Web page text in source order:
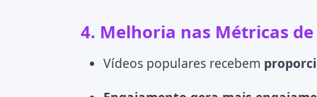
4. Melhoria nas Métricas
Vídeos populares recebem